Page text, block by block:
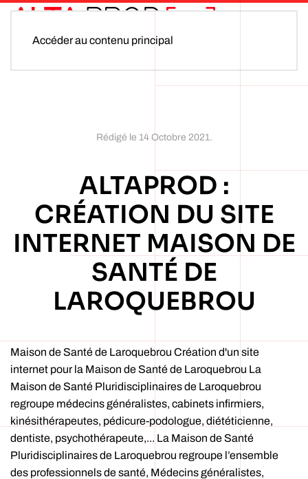
Accéder au contenu principal
Rédigé le 14 Octobre 2021.
ALTAPROD :
CRÉATION DU SITE
INTERNET MAISON DE
SANTÉ DE
LAROQUEBROU
Maison de Santé de Laroquebrou Création d'un site
internet pour la Maison de Santé de Laroquebrou La
Maison de Santé Pluridisciplinaires de Laroquebrou
regroupe médecins généralistes, cabinets infirmiers,
kinésithérapeutes, pédicure-podologue, diététicienne,
dentiste, psychothérapeute,... La Maison de Santé
Pluridisciplinaires de Laroquebrou regroupe l’ensemble
des professionnels de santé, Médecins généralistes,